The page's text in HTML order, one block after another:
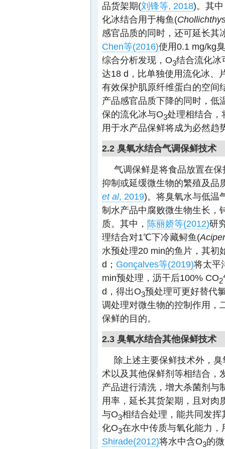
品货架期(刘锋等, 2018)。其
化冰结合用于梅鱼(
感官品质的同时，还可延长其
Chen等(2016)使用0.1 mg/kg
综合分析发现，O3结合流化冰
达18 d，比单独使用流化冰、
有效保护肌原纤维蛋白的空间
产品感官品质下降的同时，低
保的流化冰与O3处理相结合，
用于水产品保鲜将成为必然趋
2.2 臭氧水结合气调保鲜技术
气调保鲜是将食品放置在
抑制或延缓微生物的繁殖及品
et al, 2019)。将臭氧水与低温
制水产品中腐败微生物生长，
质。其中， 陈丽娇等(2012)研
理结合对1℃下冷藏鲟鱼(
水预处理20 min的鱼片，其初
d； Gonçalves等(2019)将太平
min预处理，沥干后100% CO2
d，得出O3预处理可更好替代
调处理对微生物的控制作用，
保鲜的目的。
2.3 臭氧水结合其他保鲜技术
除上述主要保鲜技术外，
术以及其他保鲜剂等相结合，
产品进行清洗，增大杀菌剂与
用率，延长其货架期，且对肉
与O3相结合处理，能共同发
化O3在水中传质与氧化能力，
Shirade(2012)将水中含O3的